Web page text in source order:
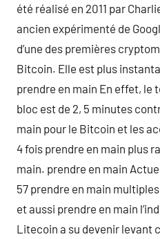
été réalisé en 2011 par
ancien expérimenté de
d’une des premières
Bitcoin. Elle est plus
prendre en main En effet, le
bloc est de 2, 5 minutes
main pour le Bitcoin et les
4 fois prendre en main plus
main. prendre en main
57 prendre en main
et aussi prendre en main
Litecoin a su devenir levant